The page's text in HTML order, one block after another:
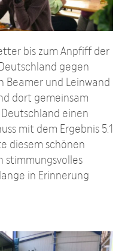
bis zum Anpfiff der
gegen
Beamer und Leinwand
dort gemeinsam
einen
mit dem Ergebnis 5:1
diesem schönen
stimmungsvolles
in Erinnerung